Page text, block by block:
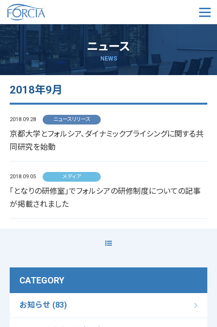
メ
ニュース
NEWS
2018年9月
2018.09.28 ニュースリリース
京都大学とフォルシア、ダイナミックプライシングに関する共
同研究を始動
2018.09.05 メディア
「となりの研修室」でフォルシアの研修制度についての記事
が掲載されました
CATEGORY
お知らせ (83)